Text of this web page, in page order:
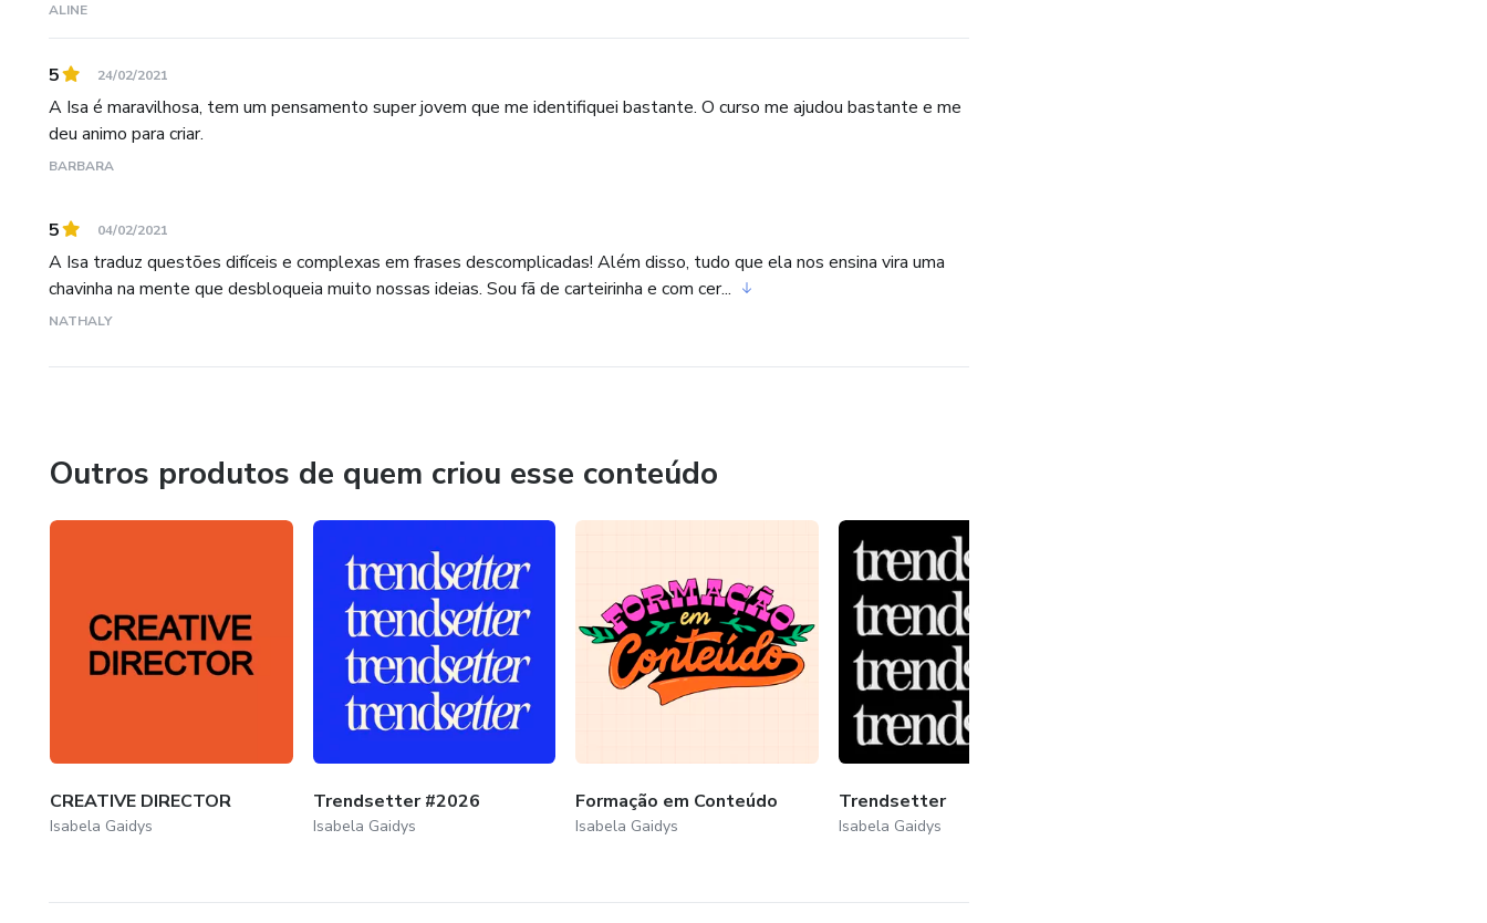
ALINE
5 24/02/2021
A Isa é maravilhosa, tem um pensamento super jovem que me identifiquei bastante. O curso me ajudou bastante e me
deu animo para criar.
BARBARA
5 04/02/2021
A Isa traduz questões difíceis e complexas em frases descomplicadas! Além disso, tudo que ela nos ensina vira uma
chavinha na mente que desbloqueia muito nossas ideias. Sou fã de carteirinha e com cer...
NATHALY
Outros produtos de quem criou esse conteúdo
CREATIVE DIRECTOR
Isabela Gaidys
Trendsetter #2026
Isabela Gaidys
Formação em Conteúdo
Isabela Gaidys
Trendsetter
Isabela Gaidys